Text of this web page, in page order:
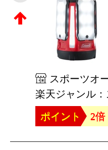
スポーツオ
楽天ジャンル
ポイント
2倍